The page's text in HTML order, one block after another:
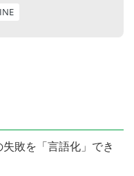
敗を「言語化」でき